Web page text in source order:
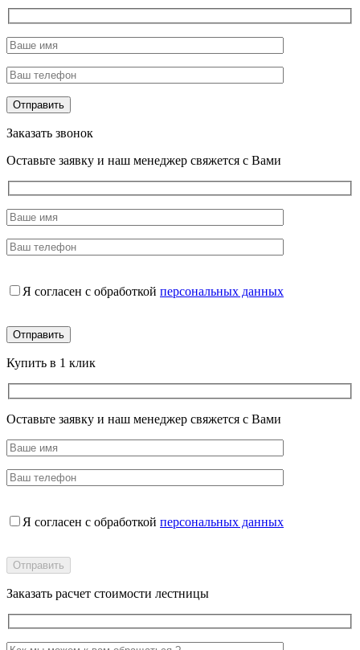
Заказать звонок
Оставьте заявку и наш менеджер свяжется с Вами
Я согласен с обработкой персональных данных
Купить в 1 клик
Оставьте заявку и наш менеджер свяжется с Вами
Я согласен с обработкой персональных данных
Заказать расчет стоимости лестницы